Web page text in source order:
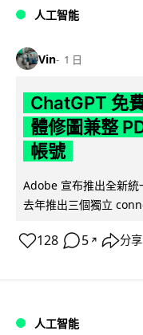
人工智能
Vin 1 日
ChatGPT 免
體修圖兼整
帳號
Adobe 宣布推出全新
去年推出三個獨立
128 5 ↗ 分享
人工智能